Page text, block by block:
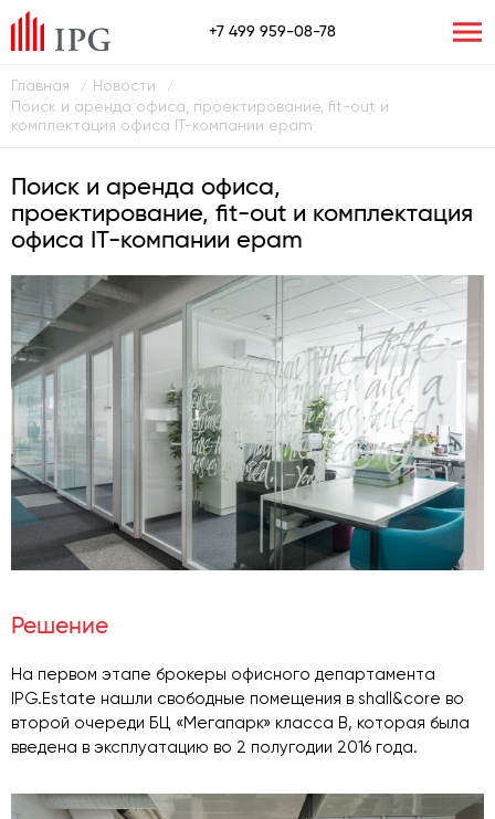
+7 499 959-08-78
Главная / Новости /
Поиск и аренда офиса, проектирование, fit-out и
комплектация офиса IT-компании epam
Поиск и аренда офиса,
проектирование, fit-out и комплектация
офиса IT-компании epam
Решение
На первом этапе брокеры офисного департамента
IPG.Estate нашли свободные помещения в shall&core во
второй очереди БЦ «Мегапарк» класса В, которая была
введена в эксплуатацию во 2 полугодии 2016 года.